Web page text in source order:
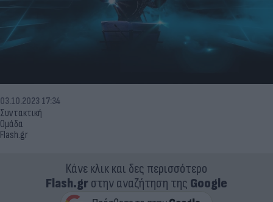
Συντακτική
Ομάδα
Flash.gr
03.10.2023 17:34
Κάνε κλικ και δες περισσότερο
Flash.grστην αναζήτηση της Google